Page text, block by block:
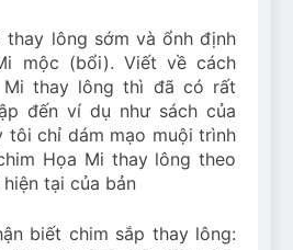
thay lông sớm và ổnh định
mộc (bổi). Viết về cách
Mi thay lông thì đã có rất
đến ví dụ như sách của
tôi chỉ dám mạo muội trình
Họa Mi thay lông theo
tại của bản
biết chim sắp thay lông: